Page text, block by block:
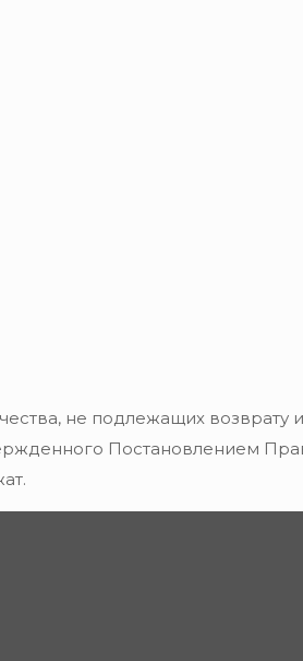
не подлежащих возврату
Постановлением